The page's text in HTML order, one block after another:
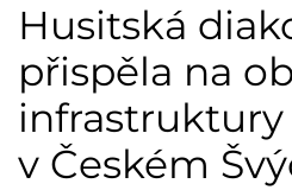
Husitská
přispěla na
infrastruktury
v Českém